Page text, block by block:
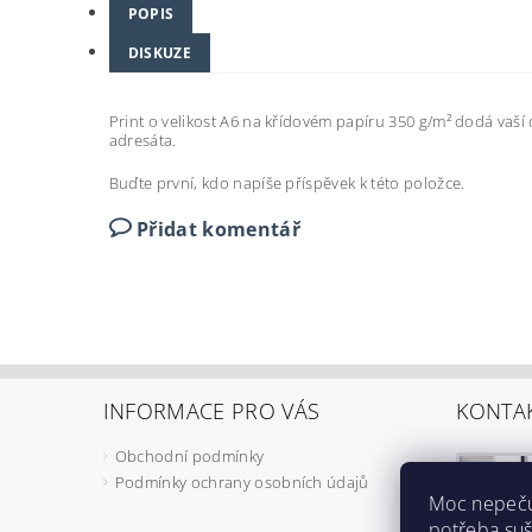
POPIS
DISKUZE
Print o velikost A6 na křídovém papíru 350 g/m²dodá vaší
adresáta.
Buďte první, kdo napíše příspěvek k této položce.
Přidat komentář
INFORMACE PRO VÁS
Obchodní podmínky
Podmínky ochrany osobních údajů
Moc